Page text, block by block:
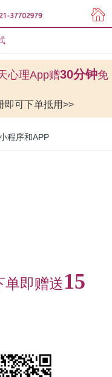
心理App赠30分钟免
即可下单抵用>>
程序和APP
单即赠送15